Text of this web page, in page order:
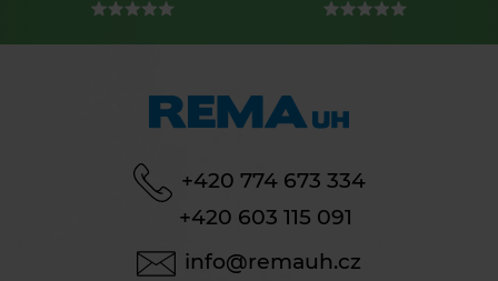
+420 774 673 334
+420 603 115 091
info@remauh.cz